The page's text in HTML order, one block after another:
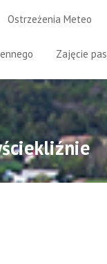
Ostrzeżenia Meteo
Zajęcie